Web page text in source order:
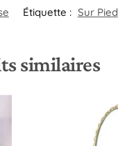
Étiquette : Sur Pied
similaires